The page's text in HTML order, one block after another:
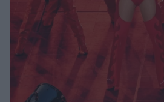
Woman Power
Parenting
Working Girl
Real Women